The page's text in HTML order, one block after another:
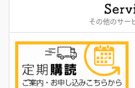
その他のサー